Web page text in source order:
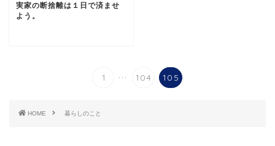
実家の断捨離は１日で済ませ
よう。
1 ... 104 105
HOME 暮らしのこと